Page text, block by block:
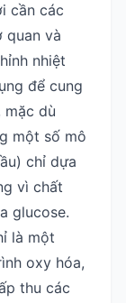
cần các
quan và
nhiệt
để cung
dù
một số mô
chỉ dựa
vì chất
glucose.
là một
oxy hóa,
thu các